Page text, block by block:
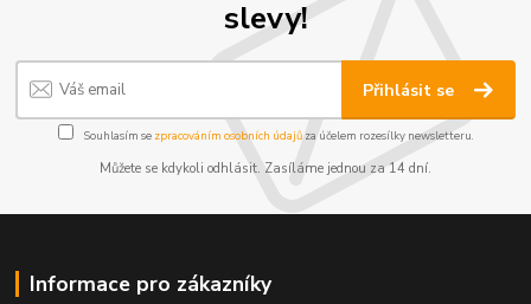
slevy!
Přihlásit se
Souhlasím se zpracováním osobních údajůza účelem rozesílky newsletteru.
Můžete se kdykoli odhlásit. Zasíláme jednou za 14 dní.
Informace pro zákazníky